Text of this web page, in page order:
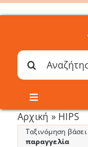
Μετάβαση
Αναζήτηση
για:
Toggle
Navigation
Αρχική » HIPS
Ταξινόμηση βάσει
παραγγελία